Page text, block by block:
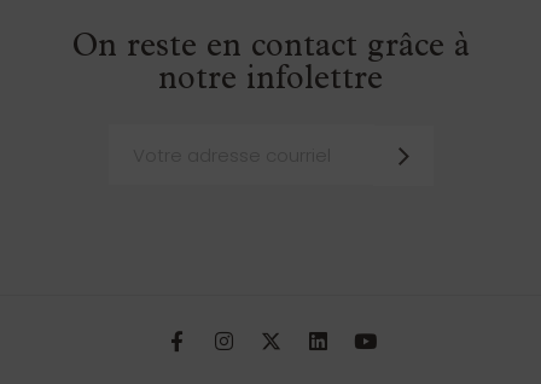
On reste en contact grâce à
notre infolettre